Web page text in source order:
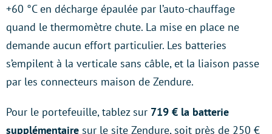
+60 °C en décharge épaulée par l’auto-chauffage
quand le thermomètre chute. La mise en place ne
demande aucun effort particulier. Les batteries
s’empilent à la verticale sans câble, et la liaison passe
par les connecteurs maison de Zendure.
Pour le portefeuille, tablez sur 719 € la batterie
supplémentaire sur le site Zendure, soit près de 250 €